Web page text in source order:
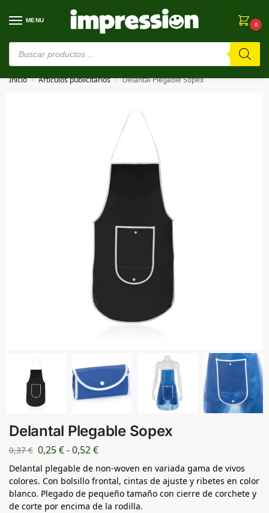
MENU
0
⚠️ Estamos en pruebas. Si algo falla, ¡Perdón!⚠️
Inicio / Artículos publicitarios / Delantal Plegable Sopex
Delantal Plegable Sopex
0,37€ 0,25€-0,52€
Delantal plegable de non-woven en variada gama de vivos
colores. Con bolsillo frontal, cintas de ajuste y ribetes en color
blanco. Plegado de pequeño tamaño con cierre de corchete y
de corte por encima de la rodilla.